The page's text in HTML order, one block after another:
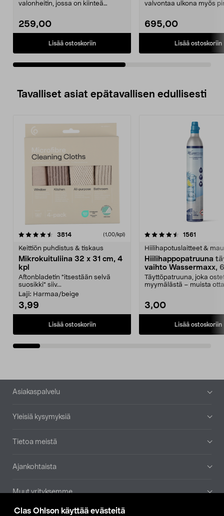
Clas Ohlson käyttää evästeitä
valonheitin, jossa on kiinteä
259,00
Lisää ostoskoriin
valvontaa ulkona myös
695,00
Lisää ostoskoriin
Tavalliset asiat epätavallisen edullisesti
3814arvostelut (1,00/kpl)
Keittiön puhdistus & tiskaus
Mikrokuituliina 32 x 31 cm, 4
kpl
Aftonbladetin "itsestään selvä
suosikki" siiv...
Laji: Harmaa/beige
3,99
Lisää ostoskoriin
4.5viidestä
1561
Hiilihapotuslaitteet &
Hiilihappopatruuna
vaihto Wassermaxx,
Täyttöpatruuna, joka
myymälästä – muista
3,00
Lisää ostoskoriin
4.5viidestä
Alatunniste
Asiakaspalvelu
Yleisiä kysymyksiä
Tietoa meistä
Ajankohtaista
Muut yrityksemme